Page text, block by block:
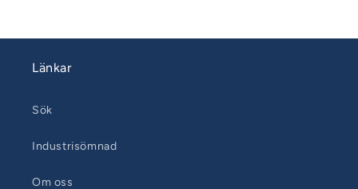
Länkar
Sök
Industrisömnad
Om oss